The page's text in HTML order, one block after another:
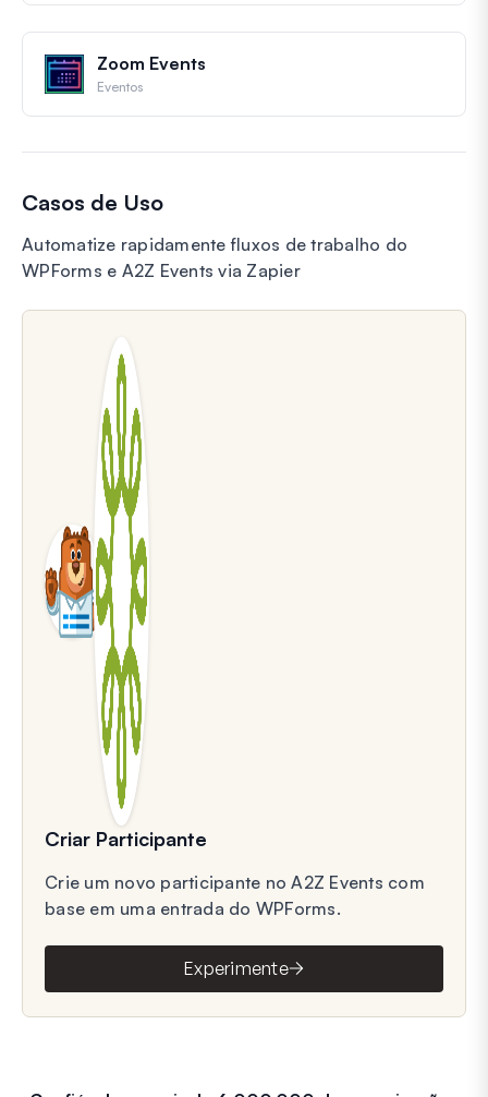
Zoom Events
Eventos
Casos de Uso
Automatize rapidamente fluxos de trabalho do
WPForms e A2Z Events via Zapier
Criar Participante
Crie um novo participante no A2Z Events com
base em uma entrada do WPForms.
Experimente